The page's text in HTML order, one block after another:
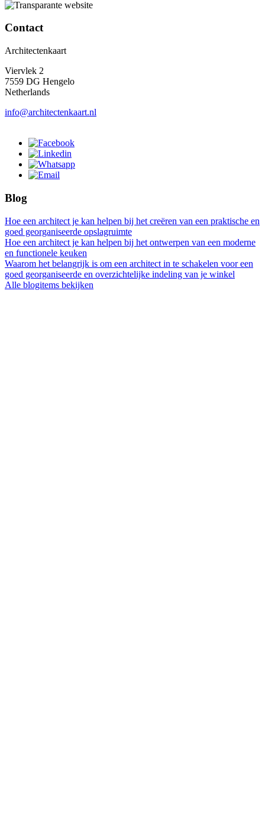
Contact
Architectenkaart
Viervlek 2
7559 DG Hengelo
Netherlands
info@architectenkaart.nl
Blog
Hoe een architect je kan helpen bij het creëren van een praktische en
goed georganiseerde opslagruimte
Hoe een architect je kan helpen bij het ontwerpen van een moderne
en functionele keuken
Waarom het belangrijk is om een architect in te schakelen voor een
goed georganiseerde en overzichtelijke indeling van je winkel
Alle blogitems bekijken